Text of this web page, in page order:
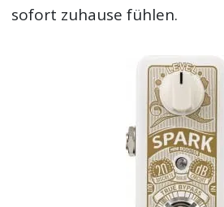
sofort zuhause fühlen.